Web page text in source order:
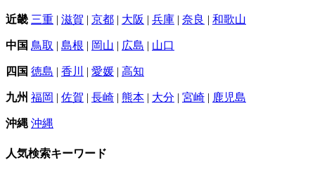
近畿 三重 | 滋賀 | 京都 | 大阪 | 兵庫 | 奈良 | 和歌山
中国 鳥取 | 島根 | 岡山 | 広島 | 山口
四国 徳島 | 香川 | 愛媛 | 高知
九州 福岡 | 佐賀 | 長崎 | 熊本 | 大分 | 宮崎 | 鹿児島
沖縄 沖縄
人気検索キーワード